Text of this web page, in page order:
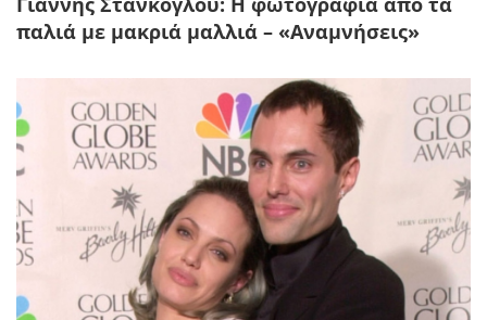
παλιά με μακριά μαλλιά – «Αναμνήσεις»